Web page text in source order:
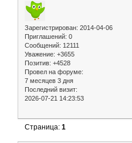
Зарегистрирован: 2014-04-06
Приглашений: 0
Сообщений: 12111
Уважение: +3655
Позитив: +4528
Провел на форуме:
7 месяцев 3 дня
Последний визит:
2026-07-21 14:23:53
Страница:1